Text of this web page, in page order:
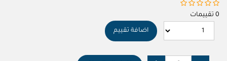
0 تقييمات
اضافة تقييم